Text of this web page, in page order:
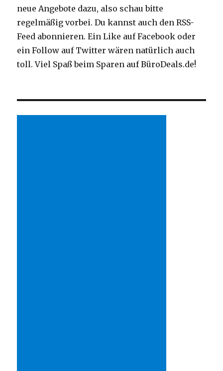
neue Angebote dazu, also schau bitte
regelmäßig vorbei. Du kannst auch den RSS-
Feed abonnieren. Ein Like auf Facebook oder
ein Follow auf Twitter wären natürlich auch
toll. Viel Spaß beim Sparen auf BüroDeals.de!